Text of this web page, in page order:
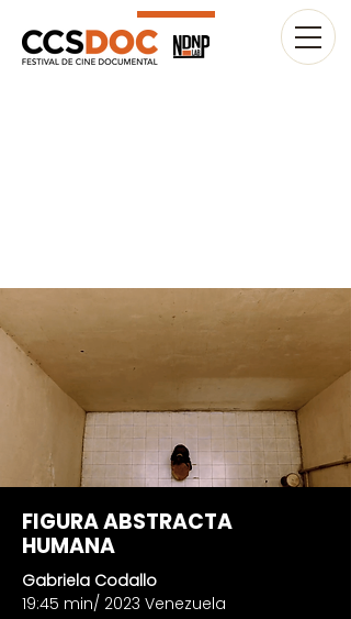
FIGURA ABSTRACTA
HUMANA
Gabriela Codallo
19:45 min/ 2023 Venezuela